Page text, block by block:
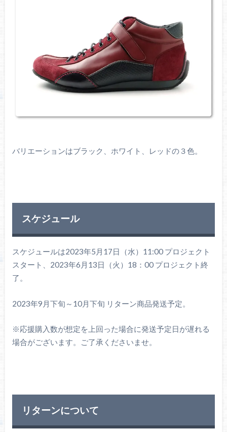
バリエーションはブラック、ホワイト、レッドの３色。
スケジュール
スケジュールは2023年5月17日（水）11:00 プロジェクト
スタート、2023年6月13日（火）18：00 プロジェクト終
了。
2023年9月下旬～10月下旬 リターン商品発送予定。
※応援購入数が想定を上回った場合に発送予定日が遅れる
場合がございます。ご了承くださいませ。
リターンについて